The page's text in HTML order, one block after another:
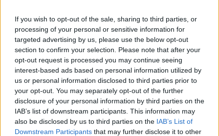
If you wish to opt-out of the sale, sharing to third parties, or
processing of your personal or sensitive information for
targeted advertising by us, please use the below opt-out
section to confirm your selection. Please note that after your
opt-out request is processed you may continue seeing
interest-based ads based on personal information utilized by
us or personal information disclosed to third parties prior to
your opt-out. You may separately opt-out of the further
disclosure of your personal information by third parties on the
IAB’s list of downstream participants. This information may
also be disclosed by us to third parties on the IAB’s List of
Downstream Participants that may further disclose it to other
BUCINE —Ancora incendi nelle campagne valdarnesi. Dopo gli
interventi dei giorni scorsi(vedi articoli collegati)ieri ilfuoco
sviluppato in localitàPodere Greta, nel comune di Bucine. Intorno
alle 16,45 le fiamme hanno colpito alcuni terreni incoltiche si
estendono lungo la strada provinciale 18. Il rogo si è presto
propagato interessandocirca 5000 metri quadri di vegetazione
sterpaglie.
Sul posto sonointervenutiuna squadra de La Racchetta sezione
di Laterina, una de La Racchetta diBucine, una squadraAnpas
di Monte San Savino,oltre aiVigili del fuocodi Montevarchi e
CarabinieriForestalidi Monte San Savino.